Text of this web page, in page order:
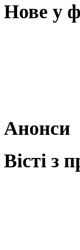
Нове у
Анонси
Вісті з